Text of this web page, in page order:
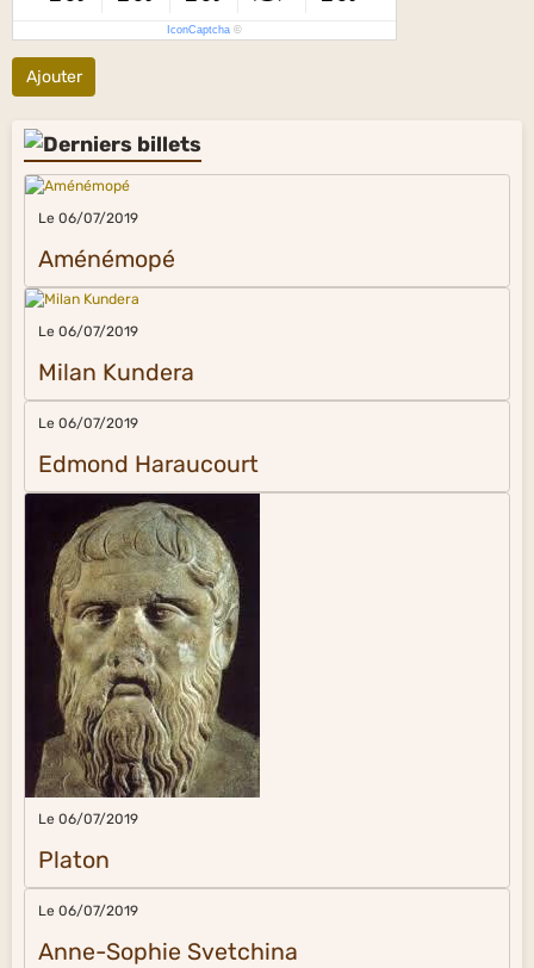
IconCaptcha ©
Ajouter
Le 06/07/2019
Aménémopé
Le 06/07/2019
Milan Kundera
Le 06/07/2019
Edmond Haraucourt
Le 06/07/2019
Platon
Le 06/07/2019
Anne-Sophie Svetchina